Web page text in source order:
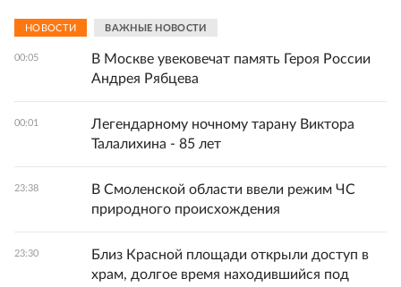
НОВОСТИ ВАЖНЫЕ НОВОСТИ
00:05
В Москве увековечат память Героя России
Андрея Рябцева
00:01
Легендарному ночному тарану Виктора
Талалихина - 85 лет
23:38
В Смоленской области ввели режим ЧС
природного происхождения
23:30
Близ Красной площади открыли доступ в
храм, долгое время находившийся под